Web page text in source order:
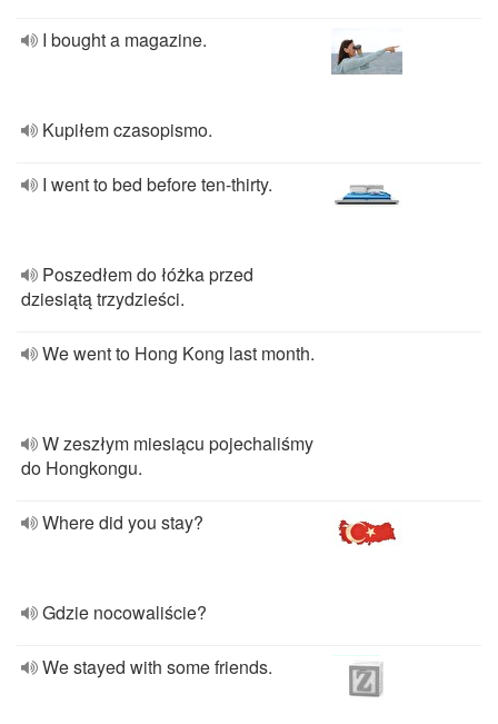
I bought a magazine.
Kupiłem czasopismo.
I went to bed before ten-thirty.
Poszedłem do łóżka przed
dziesiątą trzydzieści.
We went to Hong Kong last month.
W zeszłym miesiącu pojechaliśmy
do Hongkongu.
Where did you stay?
Gdzie nocowaliście?
We stayed with some friends.